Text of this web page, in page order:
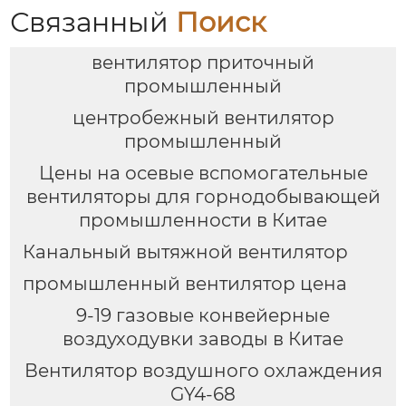
Связанный Поиск
вентилятор приточный
промышленный
центробежный вентилятор
промышленный
Цены на осевые вспомогательные
вентиляторы для горнодобывающей
промышленности в Китае
Канальный вытяжной вентилятор
промышленный вентилятор цена
9-19 газовые конвейерные
воздуходувки заводы в Китае
Вентилятор воздушного охлаждения
GY4-68